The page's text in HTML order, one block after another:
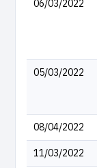
06/03/2022
05/03/2022
08/04/2022
11/03/2022